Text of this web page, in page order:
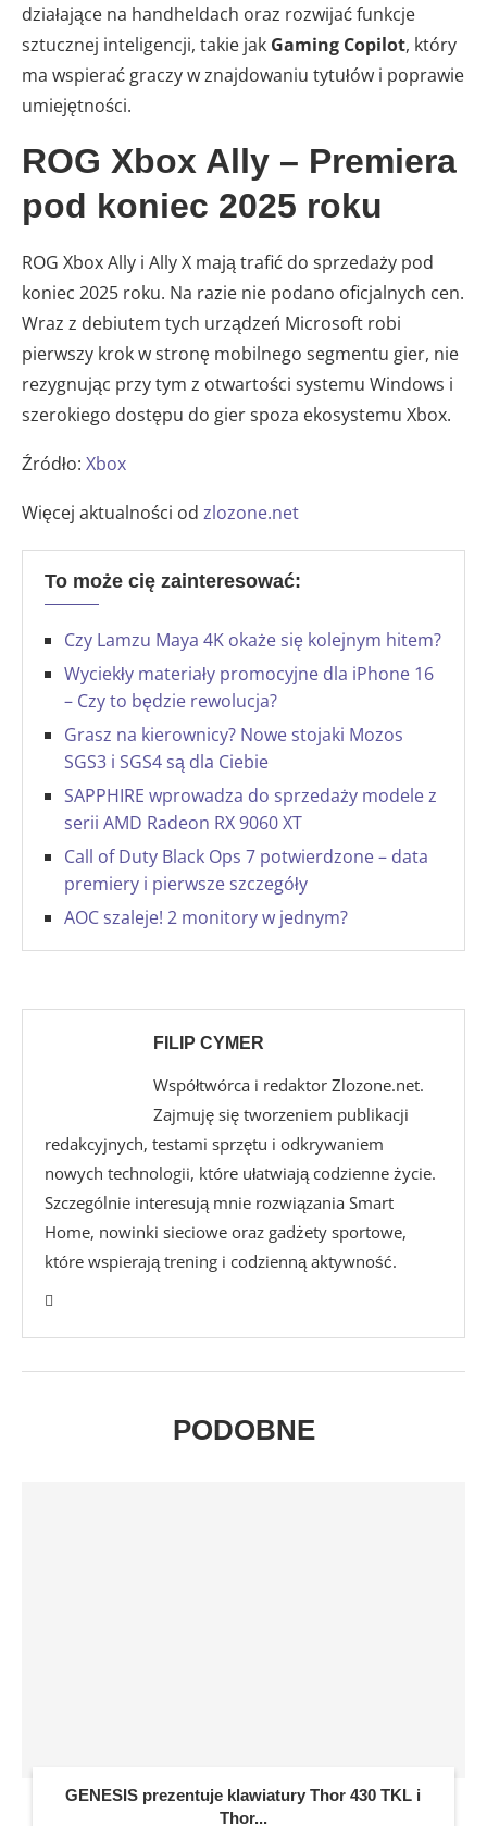
działające na handheldach oraz rozwijać funkcje
sztucznej inteligencji, takie jak Gaming Copilot, który
ma wspierać graczy w znajdowaniu tytułów i poprawie
umiejętności.
ROG Xbox Ally – Premiera
pod koniec 2025 roku
ROG Xbox Ally i Ally X mają trafić do sprzedaży pod
koniec 2025 roku. Na razie nie podano oficjalnych cen.
Wraz z debiutem tych urządzeń Microsoft robi
pierwszy krok w stronę mobilnego segmentu gier, nie
rezygnując przy tym z otwartości systemu Windows i
szerokiego dostępu do gier spoza ekosystemu Xbox.
Źródło: Xbox
Więcej aktualności od zlozone.net
To może cię zainteresować:
Czy Lamzu Maya 4K okaże się kolejnym hitem?
Wyciekły materiały promocyjne dla iPhone 16
– Czy to będzie rewolucja?
Grasz na kierownicy? Nowe stojaki Mozos
SGS3 i SGS4 są dla Ciebie
SAPPHIRE wprowadza do sprzedaży modele z
serii AMD Radeon RX 9060 XT
Call of Duty Black Ops 7 potwierdzone – data
premiery i pierwsze szczegóły
AOC szaleje! 2 monitory w jednym?
FILIP CYMER
Współtwórca i redaktor Zlozone.net.
Zajmuję się tworzeniem publikacji
redakcyjnych, testami sprzętu i odkrywaniem
nowych technologii, które ułatwiają codzienne życie.
Szczególnie interesują mnie rozwiązania Smart
Home, nowinki sieciowe oraz gadżety sportowe,
które wspierają trening i codzienną aktywność.
PODOBNE
GENESIS prezentuje klawiatury Thor 430 TKL i
Thor...